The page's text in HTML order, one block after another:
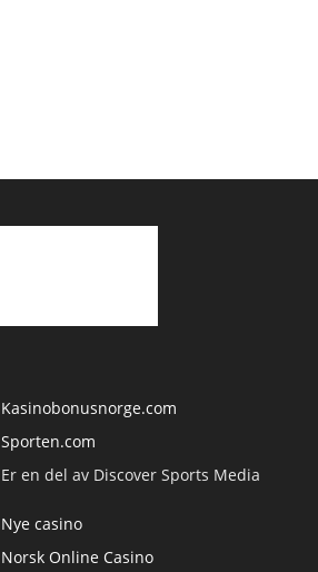
Kasinobonusnorge.com
Sporten.com
Er en del av Discover Sports Media
Nye casino
Norsk Online Casino